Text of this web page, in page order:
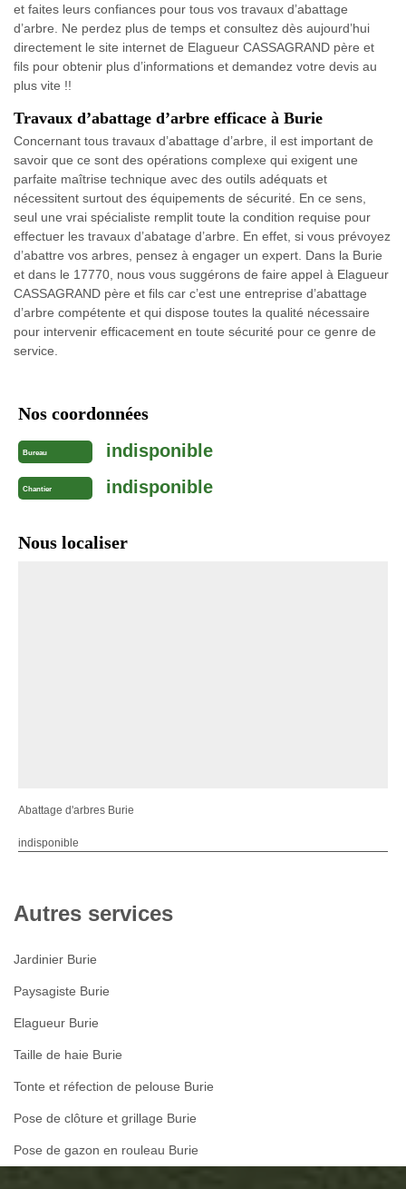
et faites leurs confiances pour tous vos travaux d’abattage
d’arbre. Ne perdez plus de temps et consultez dès aujourd’hui
directement le site internet de Elagueur CASSAGRAND père et
fils pour obtenir plus d’informations et demandez votre devis au
plus vite !!
Travaux d’abattage d’arbre efficace à Burie
Concernant tous travaux d’abattage d’arbre, il est important de
savoir que ce sont des opérations complexe qui exigent une
parfaite maîtrise technique avec des outils adéquats et
nécessitent surtout des équipements de sécurité. En ce sens,
seul une vrai spécialiste remplit toute la condition requise pour
effectuer les travaux d’abatage d’arbre. En effet, si vous prévoyez
d’abattre vos arbres, pensez à engager un expert. Dans la Burie
et dans le 17770, nous vous suggérons de faire appel à Elagueur
CASSAGRAND père et fils car c’est une entreprise d’abattage
d’arbre compétente et qui dispose toutes la qualité nécessaire
pour intervenir efficacement en toute sécurité pour ce genre de
service.
Nos coordonnées
Bureau indisponible
Chantier indisponible
Nous localiser
Abattage d'arbres Burie
indisponible
Autres services
Jardinier Burie
Paysagiste Burie
Elagueur Burie
Taille de haie Burie
Tonte et réfection de pelouse Burie
Pose de clôture et grillage Burie
Pose de gazon en rouleau Burie